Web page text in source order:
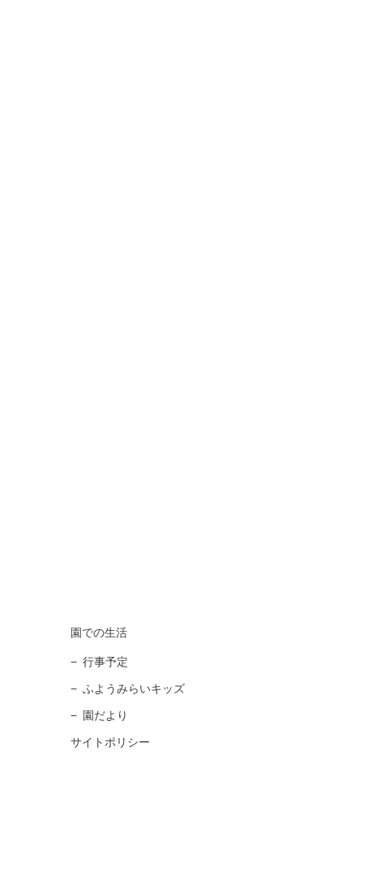
園での生活
行事予定
ふようみらいキッズ
園だより
サイトポリシー